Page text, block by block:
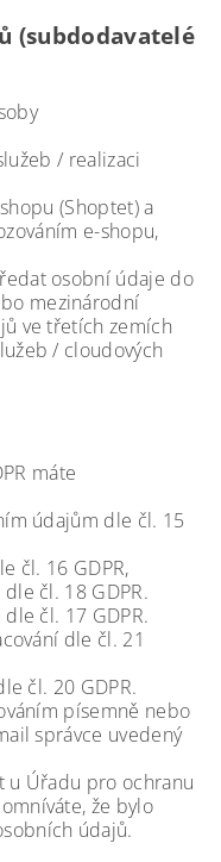
(subdodavatelé
/ realizaci
(Shoptet) a
e-shopu,
osobní údaje do
mezinárodní
ve třetích zemích
/ cloudových
máte
údajům dle čl. 15
čl. 16 GDPR,
čl. 18 GDPR.
čl. 17 GDPR.
dle čl. 21
čl. 20 GDPR.
písemně nebo
správce uvedený
u Úřadu pro ochranu
že bylo
údajů.